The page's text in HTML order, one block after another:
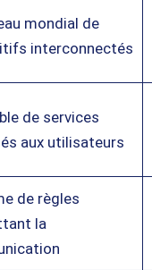
mondial de
interconnectés
de services
aux utilisateurs
de règles
la